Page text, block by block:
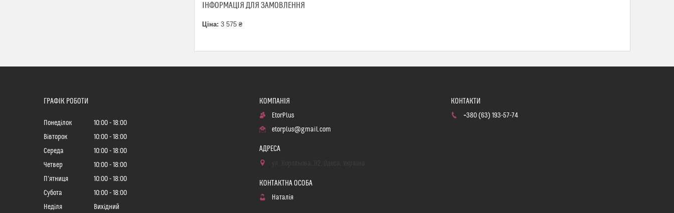
ІНФОРМАЦІЯ ДЛЯ ЗАМОВЛЕННЯ
Ціна: 3 575 ₴
ГРАФІК РОБОТИ
Понеділок 10:00
18:00
Вівторок
10:00
18:00
Середа
10:00
18:00
Четвер
10:00
18:00
Пʼятниця
10:00
18:00
Субота
10:00
18:00
Неділя
Вихідний
EtorPlus
etorplus@gmail.com
Наталія
+380 (63) 193-57-74